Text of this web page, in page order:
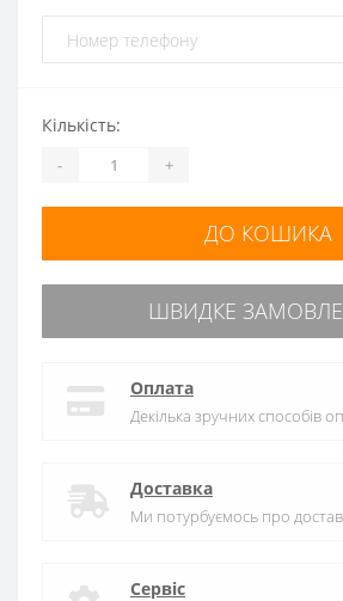
Кількість:
- +
ДО КОШИКА
ШВИДКЕ
Оплата
Декілька зручних способів
Доставка
Ми потурбуємось про
Сервіс